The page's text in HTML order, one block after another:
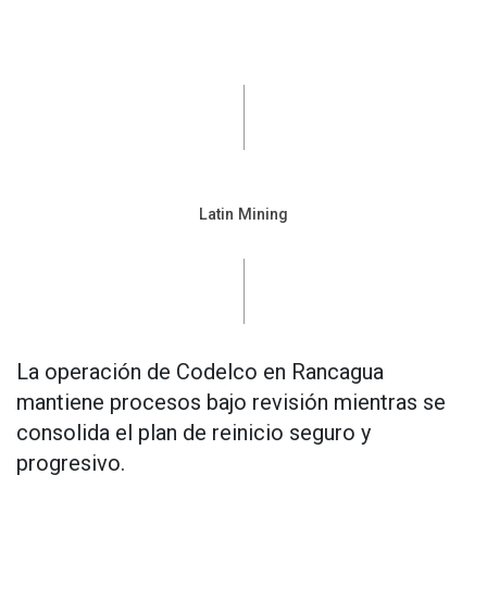
Latin Mining
La operación de Codelco en Rancagua
mantiene procesos bajo revisión mientras se
consolida el plan de reinicio seguro y
progresivo.